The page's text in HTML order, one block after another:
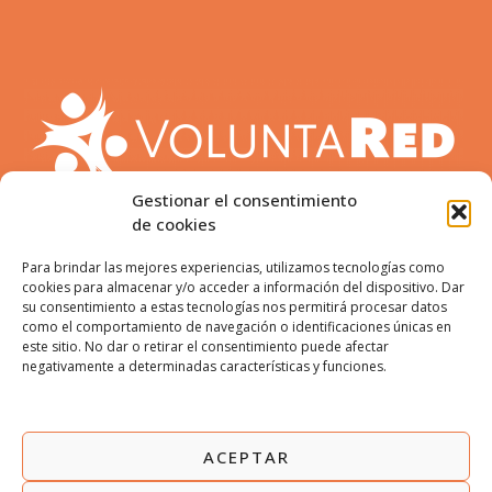
Gestionar el consentimiento
de cookies
Para brindar las mejores experiencias, utilizamos tecnologías como
cookies para almacenar y/o acceder a información del dispositivo. Dar
su consentimiento a estas tecnologías nos permitirá procesar datos
como el comportamiento de navegación o identificaciones únicas en
este sitio. No dar o retirar el consentimiento puede afectar
negativamente a determinadas características y funciones.
ACEPTAR
ENCUÉNTRANOS: